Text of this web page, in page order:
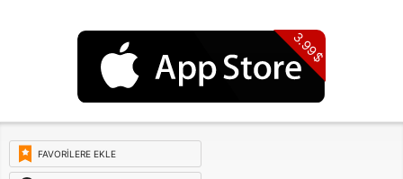
3.99$
FAVORILERE EKLE